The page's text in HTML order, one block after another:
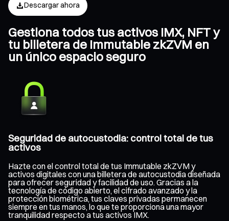
Descargar ahora
Gestiona todos tus activos IMX, NFT y
tu billetera de Immutable zkZVM en
un único espacio seguro
Seguridad de autocustodia: control total de tus
activos
Hazte con el control total de tus Immutable zkZVM y
activos digitales con una billetera de autocustodia diseñada
para ofrecer seguridad y facilidad de uso. Gracias a la
tecnología de código abierto, el cifrado avanzado y la
protección biométrica, tus claves privadas permanecen
siempre en tus manos, lo que te proporciona una mayor
tranquilidad respecto a tus activos IMX.